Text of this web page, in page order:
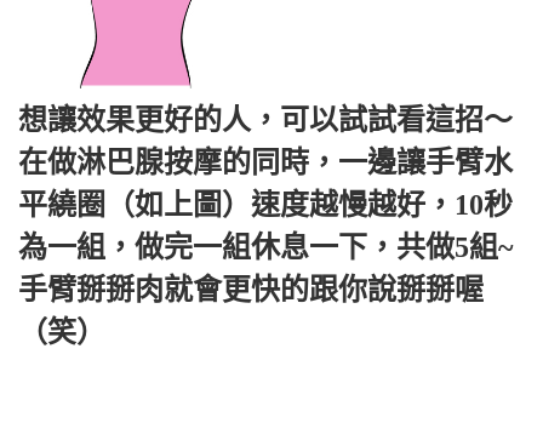
想讓效果更好的人，可以試試看這招～
在做淋巴腺按摩的同時，一邊讓手臂水
平繞圈（如上圖）速度越慢越好，10秒
為一組，做完一組休息一下，共做5組~
手臂掰掰肉就會更快的跟你說掰掰喔
（笑）